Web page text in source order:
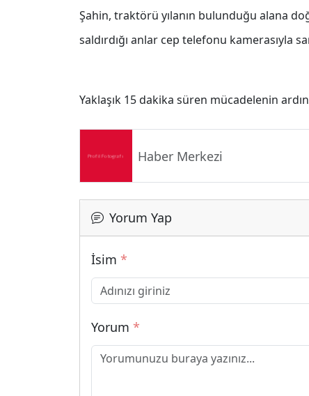
Şahin, traktörü yılanın bulunduğu alana
saldırdığı anlar cep telefonu kamerasıyla
Yaklaşık 15 dakika süren mücadelenin
Haber Merkezi
Yorum Yap
İsim *
Yorum *